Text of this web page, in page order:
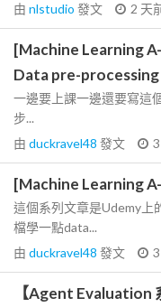
由 nlstudio 發文 2 天
[Machine Learning
Data pre-processing
一邊要上課一邊還要寫這
步...
由 duckravel48 發文
[Machine Learning
這個系列文章是Udemy上
檔學一點data...
由 duckravel48 發文
【Agent Evaluation